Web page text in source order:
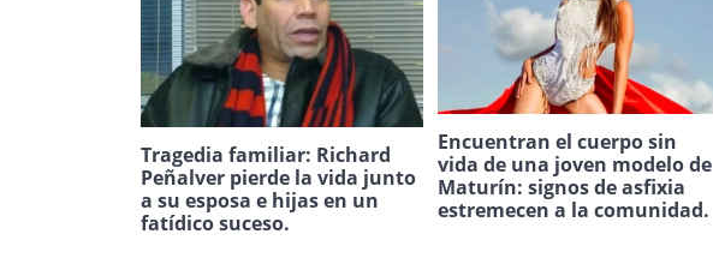
Tragedia familiar: Richard
Peñalver pierde la vida junto
a su esposa e hijas en un
fatídico suceso.
Encuentran el cuerpo sin
vida de una joven modelo de
Maturín: signos de asfixia
estremecen a la comunidad.